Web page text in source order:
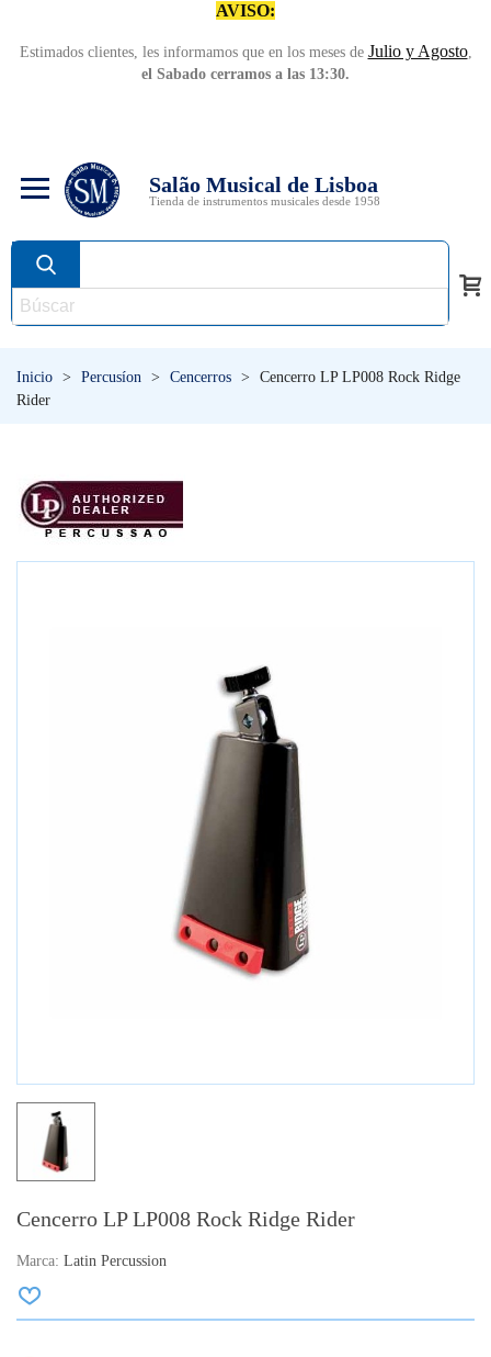
AVISO:
Estimados clientes, les informamos que en los meses de Julio y Agosto,
el Sabado cerramos a las 13:30.
Salão Musical de Lisboa
Tienda de instrumentos musicales desde 1958
Inicio > Percusíon > Cencerros >
Cencerro LP LP008 Rock Ridge
Rider
Cencerro LP LP008 Rock Ridge Rider
Marca: Latin Percussion